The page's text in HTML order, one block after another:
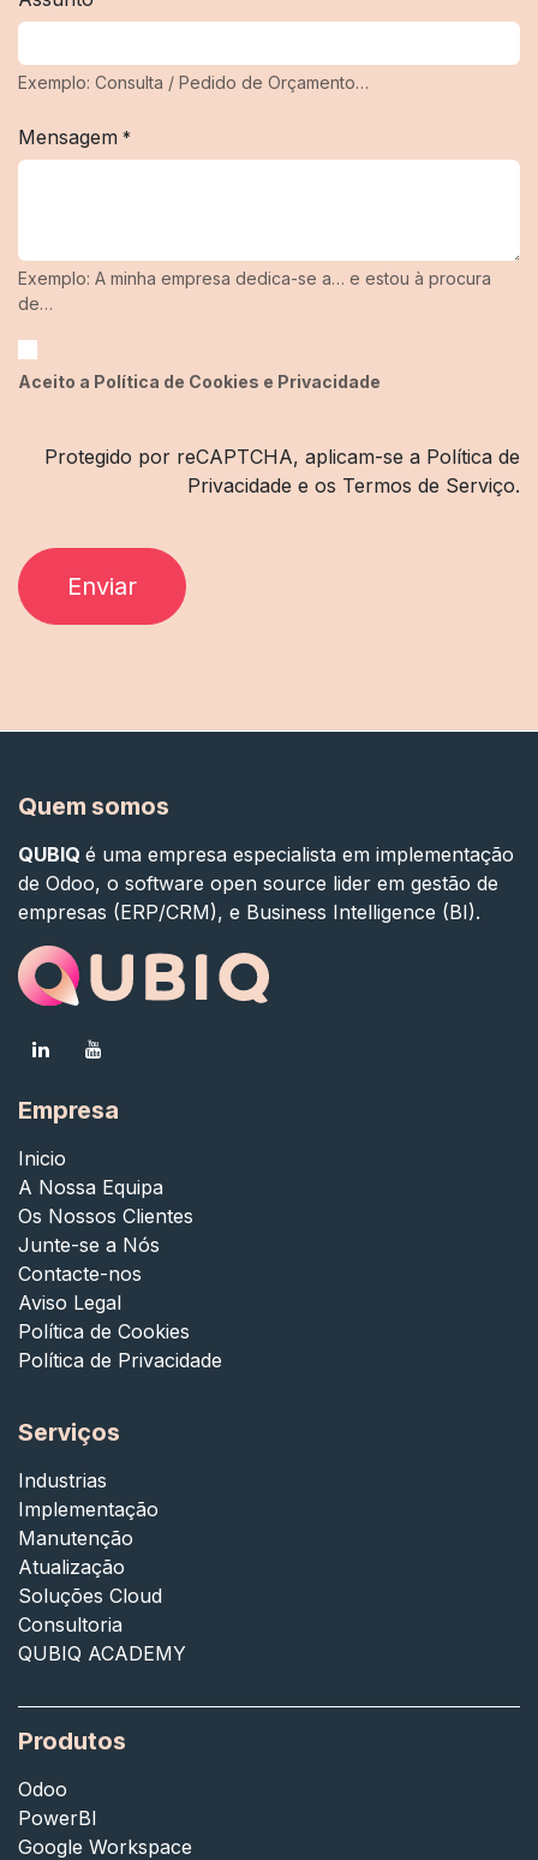
Exemplo: Consulta / Pedido de Orçamento…
Mensagem *
Exemplo: A minha empresa dedica-se a… e estou à procura
de…
Aceito a Política de Cookies e Privacidade​
Protegido por reCAPTCHA, aplicam-se a Política de
Privacidade e os Termos de Serviço.
Enviar
Serviços
Industrias
Implementação
Manutenção
Atualização
Soluções Cloud
Consultoria
QUBIQ ACADEMY
Produtos
Odoo
PowerBI
Google Workspace
Empresa
Inicio
A Nossa Equipa
Os Nossos Clientes
Junte-se a Nós
Contacte-nos
Aviso Legal
Política de Cookies
Política de Privacidade
Quem somos
QUBIQ é uma empresa especialista em implementação
de Odoo, o software open source lider em gestão de
empresas (ERP/CRM), e Business Intelligence (BI).